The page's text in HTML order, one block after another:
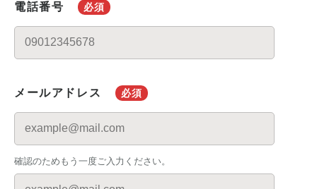
電話番号 必須
メールアドレス 必須
確認のためもう一度ご入力ください。